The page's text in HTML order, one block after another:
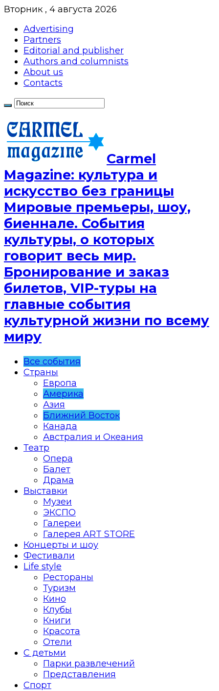
Вторник , 4 августа 2026
Advertising
Partners
Editorial and publisher
Authors and columnists
About us
Contacts
Сarmel
Magazine: культура и
искусство без границы
Мировые премьеры, шоу,
биеннале. События
культуры, о которых
говорит весь мир.
Бронирование и заказ
билетов, VIP-туры на
главные события
культурной жизни по всему
миру
Все события
Страны
Европа
Америка
Азия
Ближний Восток
Канада
Австралия и Океания
Театр
Опера
Балет
Драма
Выставки
Музеи
ЭКСПО
Галереи
Галерея ART STORE
Концерты и шоу
Фестивали
Life style
Рестораны
Туризм
Кино
Клубы
Книги
Красота
Отели
С детьми
Парки развлечений
Представления
Спорт